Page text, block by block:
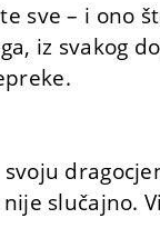
sve – i ono
iz svakog
slučajno.